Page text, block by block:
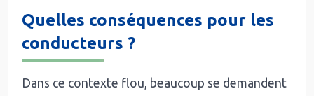
Quelles conséquences pour les
conducteurs ?
Dans ce contexte flou, beaucoup se demandent